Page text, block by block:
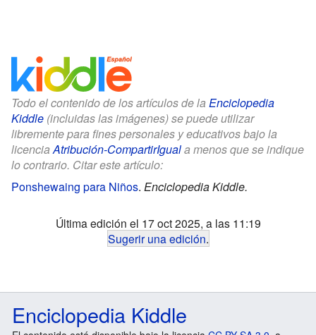
Todo el contenido de los artículos de la Enciclopedia
Kiddle (incluidas las imágenes) se puede utilizar
libremente para fines personales y educativos bajo la
licenciaAtribución-CompartirIguala menos que se indique
lo contrario. Citar este artículo:
Ponshewaing para Niños. Enciclopedia Kiddle.
Última edición el 17 oct 2025, a las 11:19
Sugerir una edición.
Enciclopedia Kiddle